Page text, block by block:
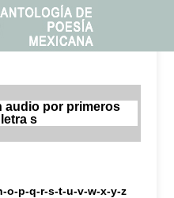
audio por primeros
s
-o-p-q-r-s-t-u-v-w-x-y-z